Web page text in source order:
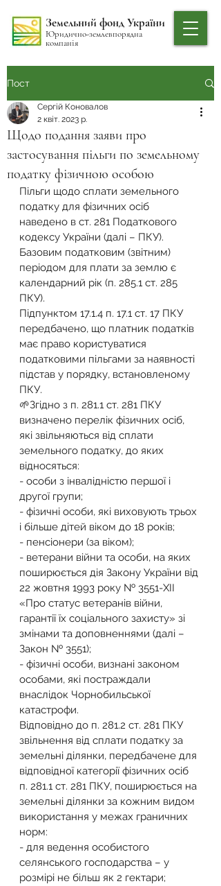
Земельний фонд України
Юридично-землевпорядна
компанія
Пост
Щодо подання заяви про
застосування пільги по земельному
податку фізичною особою
Сергій Коновалов
2 квіт. 2023 р.
Пільги щодо сплати земельного
податку для фізичних осіб
наведено в ст. 281 Податкового
кодексу України (далі – ПКУ).
Базовим податковим (звітним)
періодом для плати за землю є
календарний рік (п. 285.1 ст. 285
ПКУ).
Підпунктом 17.1.4 п. 17.1 ст. 17 ПКУ
передбачено, що платник податків
має право користуватися
податковими пільгами за наявності
підстав у порядку, встановленому
ПКУ.
🌱Згідно з п. 281.1 ст. 281 ПКУ
визначено перелік фізичних осіб,
які звільняються від сплати
земельного податку, до яких
відносяться:
- особи з інвалідністю першої і
другої групи;
- фізичні особи, які виховують трьох
і більше дітей віком до 18 років;
- пенсіонери (за віком);
- ветерани війни та особи, на яких
поширюється дія Закону України від
22 жовтня 1993 року № 3551-XII
«Про статус ветеранів війни,
гарантії їх соціального захисту» зі
змінами та доповненнями (далі –
Закон № 3551);
- фізичні особи, визнані законом
особами, які постраждали
внаслідок Чорнобильської
катастрофи.
Відповідно до п. 281.2 ст. 281 ПКУ
звільнення від сплати податку за
земельні ділянки, передбачене для
відповідної категорії фізичних осіб
п. 281.1 ст. 281 ПКУ, поширюється на
земельні ділянки за кожним видом
використання у межах граничних
норм:
- для ведення особистого
селянського господарства – у
розмірі не більш як 2 гектари;